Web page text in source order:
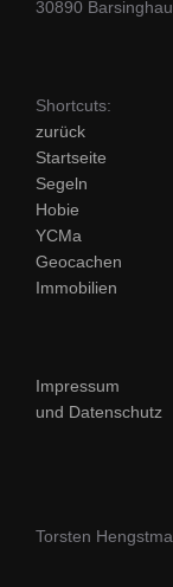
30890
Shortcuts:
zurück
Startseite
Segeln
Hobie
YCMa
Geocachen
Immobilien
Impressum
und Datenschutz
Torsten